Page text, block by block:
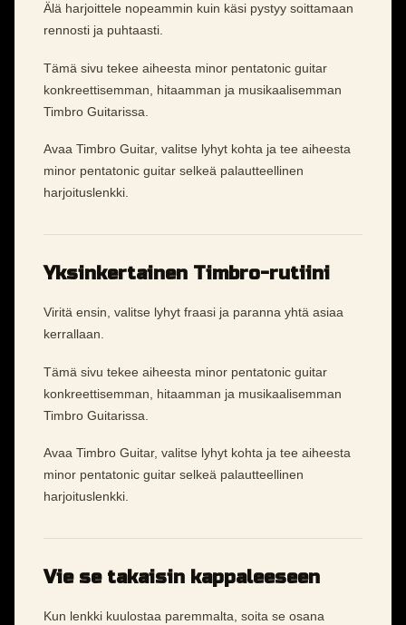
Älä harjoittele nopeammin kuin käsi pystyy soittamaan
rennosti ja puhtaasti.
Tämä sivu tekee aiheesta minor pentatonic guitar
konkreettisemman, hitaamman ja musikaalisemman
Timbro Guitarissa.
Avaa Timbro Guitar, valitse lyhyt kohta ja tee aiheesta
minor pentatonic guitar selkeä palautteellinen
harjoituslenkki.
Yksinkertainen Timbro-rutiini
Viritä ensin, valitse lyhyt fraasi ja paranna yhtä asiaa
kerrallaan.
Tämä sivu tekee aiheesta minor pentatonic guitar
konkreettisemman, hitaamman ja musikaalisemman
Timbro Guitarissa.
Avaa Timbro Guitar, valitse lyhyt kohta ja tee aiheesta
minor pentatonic guitar selkeä palautteellinen
harjoituslenkki.
Vie se takaisin kappaleeseen
Kun lenkki kuulostaa paremmalta, soita se osana